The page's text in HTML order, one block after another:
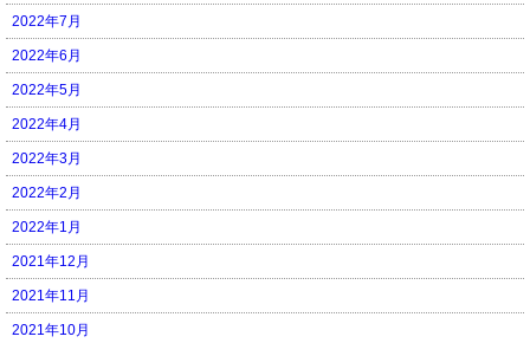
2022年7月
2022年6月
2022年5月
2022年4月
2022年3月
2022年2月
2022年1月
2021年12月
2021年11月
2021年10月